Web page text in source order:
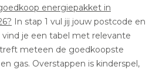
energiepakket in
In stap 1 vul jij jouw postcode en
je een tabel met relevante
meteen de goedkoopste
gas. Overstappen is kinderspel,